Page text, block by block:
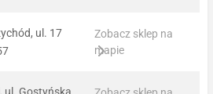
ul. 17
Zobacz sklep na
mapie